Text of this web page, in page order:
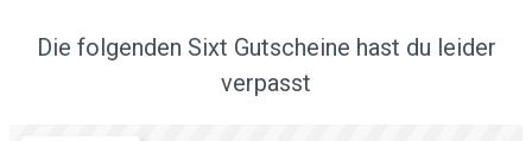
Die folgenden Sixt Gutscheine hast du leider
verpasst